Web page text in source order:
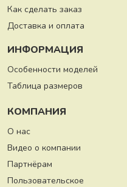
Как сделать заказ
Доставка и оплата
ИНФОРМАЦИЯ
Особенности моделей
Таблица размеров
КОМПАНИЯ
О нас
Видео о компании
Партнёрам
Пользовательское